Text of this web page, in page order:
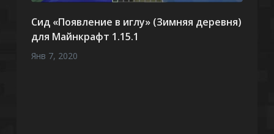
Сид «Появление в иглу» (Зимняя деревня)
для Майнкрафт 1.15.1
Янв 7, 2020